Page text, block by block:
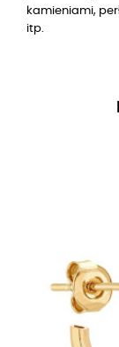
kamieniami,
itp.